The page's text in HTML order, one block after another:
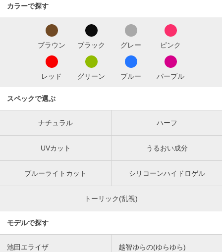
カラーで探す
ブラウン ブラック グレー ピンク
レッド グリーン ブルー パープル
スペックで選ぶ
ナチュラル ハーフ
UVカット うるおい成分
ブルーライトカット シリコーンハイドロゲル
トーリック(乱視)
モデルで探す
池田エライザ 越智ゆらの(ゆらゆら)